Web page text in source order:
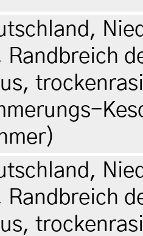
Randbreich
Randbreich